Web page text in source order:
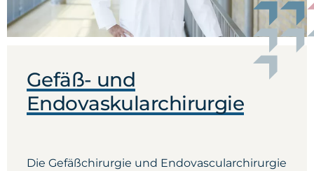
Gefäß- und
Endovaskularchirurgie
Die Gefäßchirurgie und Endovascularchirurgie